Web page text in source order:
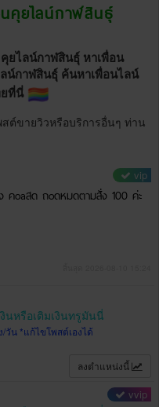
คุยไลน์กาฬสินธุ์
ยไลน์กาฬสินธุ์ หาเพื่อน
น์กาฬสินธุ์ ค้นหาเพื่อนไลน์
ยที่นี่
ต์ขายวิวหรือบริการอื่นๆ ท่าน
vip
คoaสด ถoดหมดตามสั่ง 100 ค่ะ
นหรือเติมเงินทรูมันนี่
วัน *แก้ไขโพสต์เองได้
ลงตำแหน่งนี้
vvip